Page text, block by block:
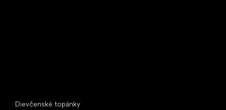
Dievčenské topánky